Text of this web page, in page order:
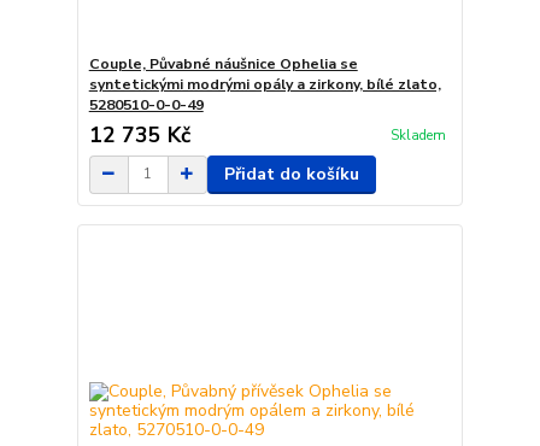
Couple, Půvabné náušnice Ophelia se
syntetickými modrými opály a zirkony, bílé zlato,
5280510-0-0-49
12 735 Kč Skladem
Přidat do košíku